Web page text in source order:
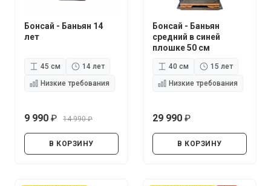
Бонсай - Баньян 14
лет
45 см
14 лет
Низкие требования
9 990
14 990
В КОРЗИНУ
Бонсай - Баньян
средний в синей
плошке 50 см
40 см
15 лет
Низкие требования
29 990
В КОРЗИНУ